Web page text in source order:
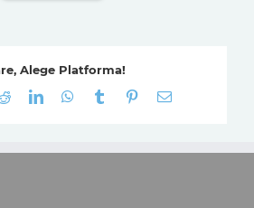
Alege Platforma!
RedditLinkedInWhatsApp
Tumblr Pinterest
E-